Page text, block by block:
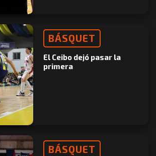
BÁSQUET
El Ceibo dejó pasar la
primera
BÁSQUET